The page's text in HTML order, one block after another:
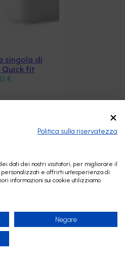
singola di
Quick fit
€
Politica sulla riservatezza
dati dei nostri visitatori, per migliorare il
personalizzati e offrirti un'esperienza di
informazioni sui cookie utilizziamo
Negare